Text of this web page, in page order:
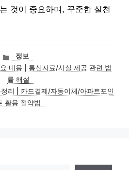
것이 중요하며, 꾸준한 실천
카
테
고
리
정보
내용 | 통신자료/사실 제공 관련 법
률 해설
리 | 카드결제/자동이체/아파트포인
활용 절약법